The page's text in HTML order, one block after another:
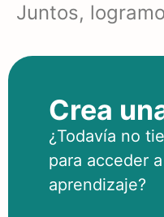
Juntos,
Crea
¿Todavía no
para acceder
aprendizaje?